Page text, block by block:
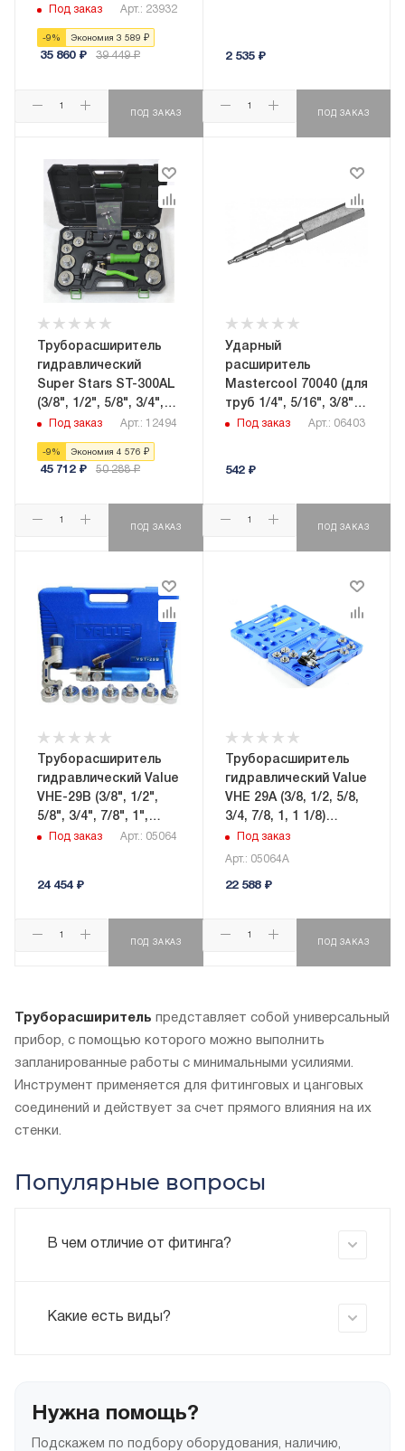
7/8", 1",1_1/8";
труборез ST-650,
риммер ST-207)
Под заказ Арт.: 23932
-9 % Экономия 3 589 ₽
35 860₽ 39 449₽
ПОД ЗАКАЗ
2 535₽
ПОД ЗАКАЗ
Труборасширитель
гидравлический
Super Stars ST-300AL
(3/8", 1/2", 5/8", 3/4",
7/8", 1",1_1/8", 1_1/4",
1_3/8", 1_1/2", 1_5/8";
труборез, риммер)
Под заказ Арт.: 12494
-9 % Экономия 4 576 ₽
45 712₽ 50 288₽
ПОД ЗАКАЗ
Ударный
расширитель
Mastercool 70040 (для
труб 1/4", 5/16", 3/8",
1/2", 5/8")
Под заказ Арт.: 06403
542₽
ПОД ЗАКАЗ
Труборасширитель
гидравлический Value
VHЕ-29B (3/8", 1/2",
5/8", 3/4", 7/8", 1",
1.1/8"; упак. кейс)
Под заказ Арт.: 05064
24 454₽
ПОД ЗАКАЗ
Труборасширитель
гидравлический Value
VHE 29A (3/8, 1/2, 5/8,
3/4, 7/8, 1, 1 1/8)
упаковка кейс
Под заказ
Арт.: 05064A
22 588₽
ПОД ЗАКАЗ
Труборасширитель представляет собой универсальный
прибор, с помощью которого можно выполнить
запланированные работы с минимальными усилиями.
Инструмент применяется для фитинговых и цанговых
соединений и действует за счет прямого влияния на их
стенки.
Популярные вопросы
В чем отличие от фитинга?
Какие есть виды?
Нужна помощь?
Подскажем по подбору оборудования, наличию,